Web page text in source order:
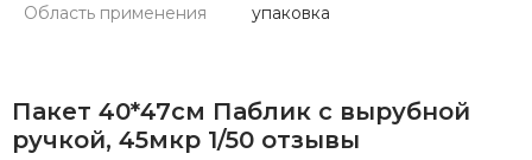
Область применения упаковка
Пакет 40*47см Паблик с вырубной
ручкой, 45мкр 1/50 отзывы